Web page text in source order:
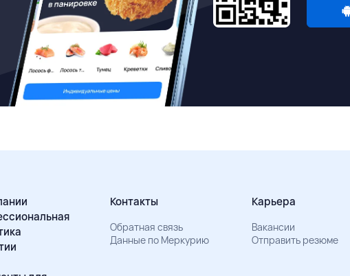
Контакты
Обратная связь
Данные по Меркурию
Карьера
Вакансии
Отправить резюме